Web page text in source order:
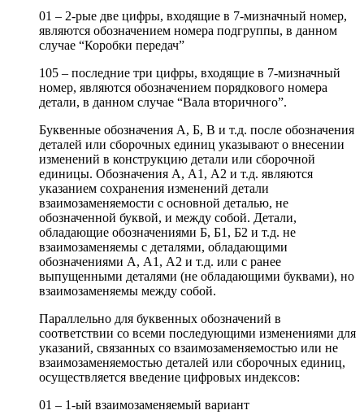
01 – 2-рые две цифры, входящие в 7-мизначный номер,
являются обозначением номера подгруппы, в данном
случае “Коробки передач”
105 – последние три цифры, входящие в 7-мизначный
номер, являются обозначением порядкового номера
детали, в данном случае “Вала вторичного”.
Буквенные обозначения А, Б, В и т.д. после обозначения
деталей или сборочных единиц указывают о внесении
изменений в конструкцию детали или сборочной
единицы. Обозначения А, А1, А2 и т.д. являются
указанием сохранения изменений детали
взаимозаменяемости с основной деталью, не
обозначенной буквой, и между собой. Детали,
обладающие обозначениями Б, Б1, Б2 и т.д. не
взаимозаменяемы с деталями, обладающими
обозначениями А, А1, А2 и т.д. или с ранее
выпущенными деталями (не обладающими буквами), но
взаимозаменяемы между собой.
Параллельно для буквенных обозначений в
соответствии со всеми последующими изменениями для
указаний, связанных со взаимозаменяемостью или не
взаимозаменяемостью деталей или сборочных единиц,
осуществляется введение цифровых индексов:
01 – 1-ый взаимозаменяемый вариант